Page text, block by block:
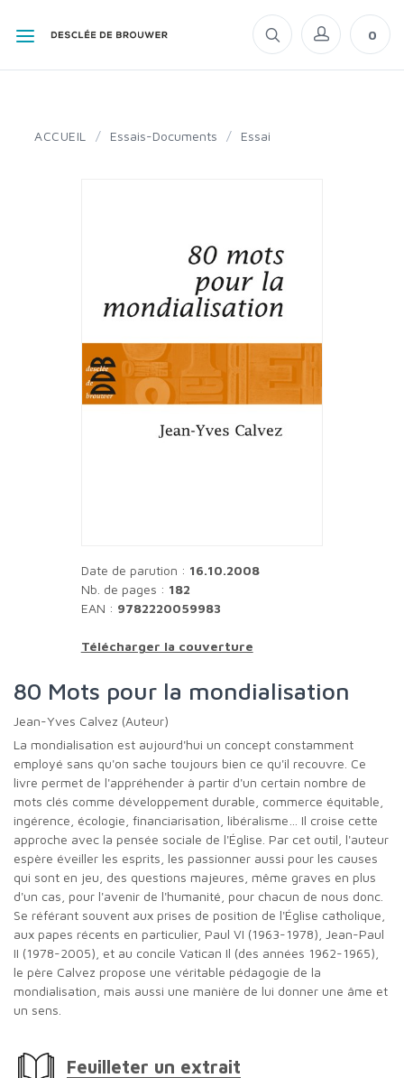
0
ACCUEIL / Essais-Documents / Essai
Date de parution : 16.10.2008
Nb. de pages : 182
EAN : 9782220059983
Télécharger la couverture
80 Mots pour la mondialisation
Jean-Yves Calvez (Auteur)
La mondialisation est aujourd'hui un concept constamment
employé sans qu'on sache toujours bien ce qu'il recouvre. Ce
livre permet de l'appréhender à partir d'un certain nombre de
mots clés comme développement durable, commerce équitable,
ingérence, écologie, financiarisation, libéralisme… Il croise cette
approche avec la pensée sociale de l'Église. Par cet outil, l'auteur
espère éveiller les esprits, les passionner aussi pour les causes
qui sont en jeu, des questions majeures, même graves en plus
d'un cas, pour l'avenir de l'humanité, pour chacun de nous donc.
Se référant souvent aux prises de position de l'Église catholique,
aux papes récents en particulier, Paul VI (1963-1978), Jean-Paul
II (1978-2005), et au concile Vatican Il (des années 1962-1965),
le père Calvez propose une véritable pédagogie de la
mondialisation, mais aussi une manière de lui donner une âme et
un sens.
Feuilleter un extrait